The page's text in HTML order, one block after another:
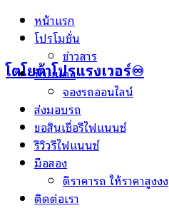
Skip
โตโยต้าโปรแรงเวอร์♾️
หน้าแรก
โปรโมชั่น
ข่าวสาร
ป้ายแดง
จองรถออนไลน์
ส่งมอบรถ
ขอสินเชื่อรีไฟแนนซ์
รีวิวรีไฟแนนซ์
มือสอง
ตีราคารถ ให้ราคาสูงงง
ติดต่อเรา